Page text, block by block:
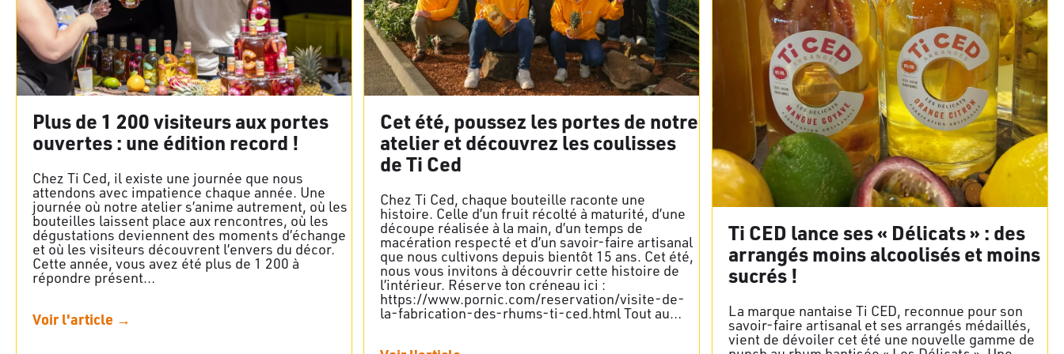
Plus de 1 200 visiteurs aux portes
ouvertes : une édition record !
Chez Ti Ced, il existe une journée que nous
attendons avec impatience chaque année. Une
journée où notre atelier s’anime autrement, où les
bouteilles laissent place aux rencontres, où les
dégustations deviennent des moments d’échange
et où les visiteurs découvrent l’envers du décor.
Cette année, vous avez été plus de 1 200 à
répondre présent…
Voir l'article →
Cet été, poussez les portes de notre
atelier et découvrez les coulisses
de Ti Ced
Chez Ti Ced, chaque bouteille raconte une
histoire. Celle d’un fruit récolté à maturité, d’une
découpe réalisée à la main, d’un temps de
macération respecté et d’un savoir-faire artisanal
que nous cultivons depuis bientôt 15 ans. Cet été,
nous vous invitons à découvrir cette histoire de
l’intérieur. Réserve ton créneau ici :
https://www.pornic.com/reservation/visite-de-
la-fabrication-des-rhums-ti-ced.html Tout au…
Ti CED lance ses « Délicats » : des
arrangés moins alcoolisés et moins
sucrés !
La marque nantaise Ti CED, reconnue pour son
savoir-faire artisanal et ses arrangés médaillés,
vient de dévoiler cet été une nouvelle gamme de